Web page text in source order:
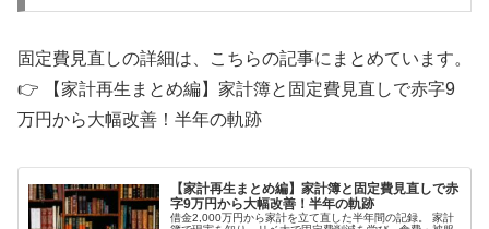
固定費見直しの詳細は、こちらの記事にまとめています。
👉 【家計再生まとめ編】家計簿と固定費見直しで赤字9
万円から大幅改善！半年の軌跡
【家計再生まとめ編】家計簿と固定費見直しで赤
字9万円から大幅改善！半年の軌跡
借金2,000万円から家計を立て直した半年間の記録。 家計